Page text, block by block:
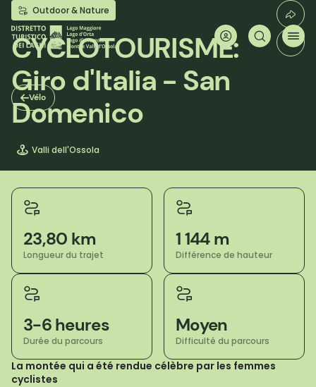
Aller
au
contenu
principal
Vélo
Outdoor & Nature
CYCLOTOURISME:
Giro d'Italia - San
Domenico
Valli dell'Ossola
23,80 km
Longueur du trajet
1 144 m
Différence de hauteur
3-6 heures
Durée du parcours
Moyen
Difficulté du parcours
La montée qui a été rendue célèbre par les femmes
cyclistes